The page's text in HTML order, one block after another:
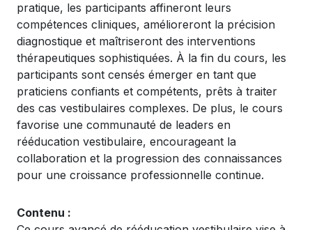
pratique, les participants affineront leurs
compétences cliniques, amélioreront la précision
diagnostique et maîtriseront des interventions
thérapeutiques sophistiquées. À la fin du cours, les
participants sont censés émerger en tant que
praticiens confiants et compétents, prêts à traiter
des cas vestibulaires complexes. De plus, le cours
favorise une communauté de leaders en
rééducation vestibulaire, encourageant la
collaboration et la progression des connaissances
pour une croissance professionnelle continue.
Contenu :